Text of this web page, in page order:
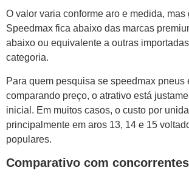
O valor varia conforme aro e medida, mas
Speedmax fica abaixo das marcas
abaixo ou equivalente a outras
categoria.
Para quem pesquisa se speedmax pneus
comparando preço, o atrativo está
inicial. Em muitos casos, o custo por
principalmente em aros 13, 14 e 15
populares.
Comparativo com